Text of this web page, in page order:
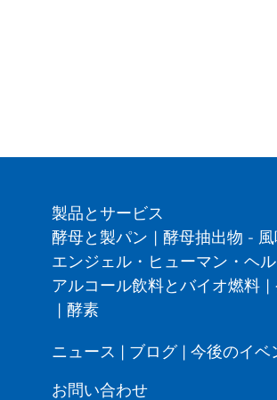
製品とサービス
酵母と製パン | 酵母抽出物 - 風
エンジェル・ヒューマン・ヘ
アルコール飲料とバイオ燃料 |
| 酵素
ニュース | ブログ| 今後のイベ
お問い合わせ